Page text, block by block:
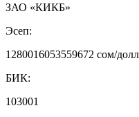
ЗАО «КИКБ»
Эсеп:
1280016053559672 сом/
БИК:
103001